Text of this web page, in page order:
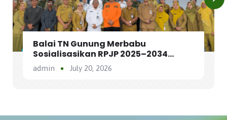
Balai TN Gunung Merbabu
Sosialisasikan RPJP 2025–2034
Bersama Para Pemangku
Kepentingan
admin July 20, 2026